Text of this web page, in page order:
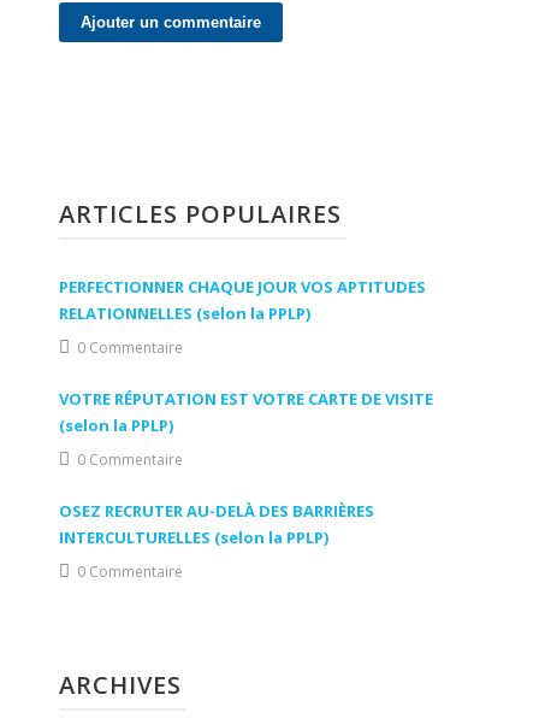
ARTICLES POPULAIRES
PERFECTIONNER CHAQUE JOUR VOS APTITUDES
RELATIONNELLES (selon la PPLP)
0 Commentaire
VOTRE RÉPUTATION EST VOTRE CARTE DE VISITE
(selon la PPLP)
0 Commentaire
OSEZ RECRUTER AU-DELÀ DES BARRIÈRES
INTERCULTURELLES (selon la PPLP)
0 Commentaire
ARCHIVES